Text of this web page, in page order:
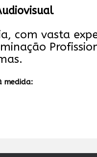
com vasta
medida: